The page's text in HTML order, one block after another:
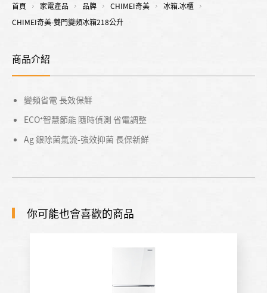
首頁 家電產品 品牌 CHIMEI奇美
冰箱.冰櫃
CHIMEI奇美-雙門變頻冰箱218公升
商品介紹
變頻省電 長效保鮮
ECO⁺智慧節能 隨時偵測 省電調整
Ag 銀除菌氣流-強效抑菌 長保新鮮
你可能也會喜歡的商品